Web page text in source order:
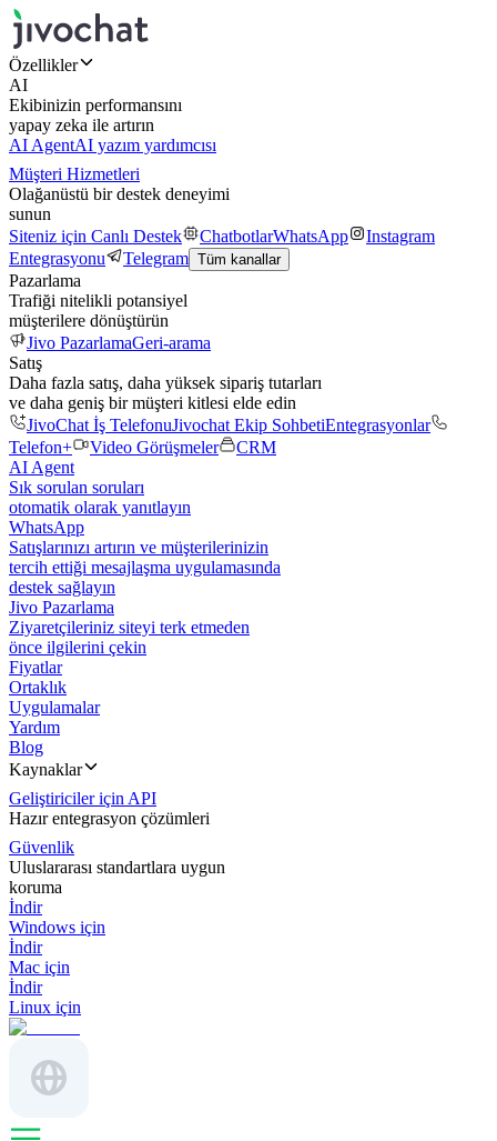
Özellikler
AI
Ekibinizin performansını
yapay zeka ile artırın
AI AgentAI yazım yardımcısı
Müşteri Hizmetleri
Olağanüstü bir destek deneyimi
sunun
Siteniz için Canlı Destek
ChatbotlarWhatsApp
Instagram
Entegrasyonu
Telegram Tüm kanallar
Pazarlama
Trafiği nitelikli potansiyel
müşterilere dönüştürün
Jivo PazarlamaGeri-arama
Satış
Daha fazla satış, daha yüksek sipariş tutarları
ve daha geniş bir müşteri kitlesi elde edin
JivoChat İş TelefonuJivochat Ekip SohbetiEntegrasyonlar
Telefon+
Video Görüşmeler
CRM
AI Agent
Sık sorulan soruları
otomatik olarak yanıtlayın
WhatsApp
Satışlarınızı artırın ve müşterilerinizin
tercih ettiği mesajlaşma uygulamasında
destek sağlayın
Jivo Pazarlama
Ziyaretçileriniz siteyi terk etmeden
önce ilgilerini çekin
Fiyatlar
Ortaklık
Uygulamalar
Yardım
Blog
Kaynaklar
Geliştiriciler için API
Hazır entegrasyon çözümleri
Güvenlik
Uluslararası standartlara uygun
koruma
İndir
Windows için
İndir
Mac için
İndir
Linux için